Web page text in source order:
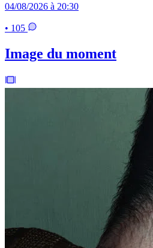
04/08/2026 à 20:30
• 105
Image du moment